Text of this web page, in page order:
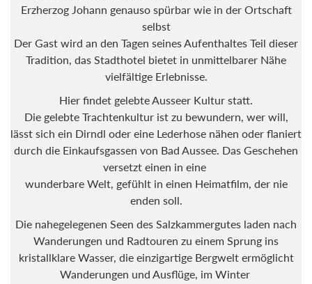
Erzherzog Johann genauso spürbar wie in der Ortschaft
selbst
Der Gast wird an den Tagen seines Aufenthaltes Teil dieser
Tradition, das Stadthotel bietet in unmittelbarer Nähe
vielfältige Erlebnisse.
Hier findet gelebte Ausseer Kultur statt.
Die gelebte Trachtenkultur ist zu bewundern, wer will,
lässt sich ein Dirndl oder eine Lederhose nähen oder flaniert
durch die Einkaufsgassen von Bad Aussee. Das Geschehen
versetzt einen in eine
wunderbare Welt, gefühlt in einen Heimatfilm, der nie
enden soll.
Die nahegelegenen Seen des Salzkammergutes laden nach
Wanderungen und Radtouren zu einem Sprung ins
kristallklare Wasser, die einzigartige Bergwelt ermöglicht
Wanderungen und Ausflüge, im Winter